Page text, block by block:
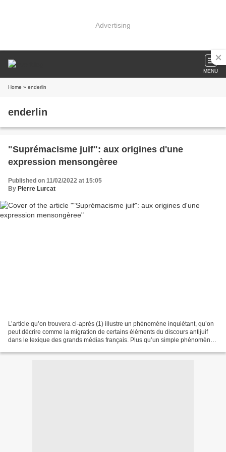
Advertising
MENU
Home » enderlin
enderlin
"Suprémacisme juif": aux origines d'une
expression mensongèree
Published on 11/02/2022 at 15:05
By Pierre Lurcat
L’article qu’on trouvera ci-après (1) illustre un phénomène inquiétant, qu’on
peut décrire comme la migration de certains éléments du discours antijuif
dans le lexique des grands médias français. Plus qu’un simple phénomène